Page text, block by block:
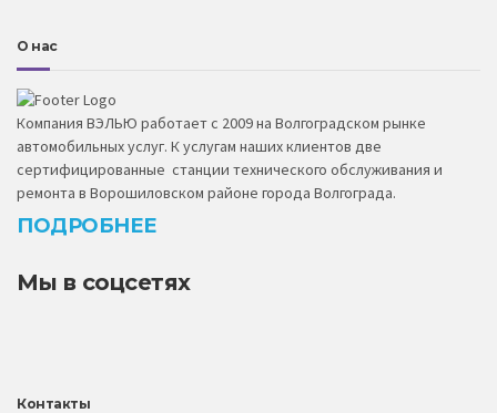
О нас
Компания ВЭЛЬЮ работает с 2009 на Волгоградском рынке
автомобильных услуг. К услугам наших клиентов две
сертифицированные станции технического обслуживания и
ремонта в Ворошиловском районе города Волгограда.
ПОДРОБНЕЕ
Мы в соцсетях
Контакты